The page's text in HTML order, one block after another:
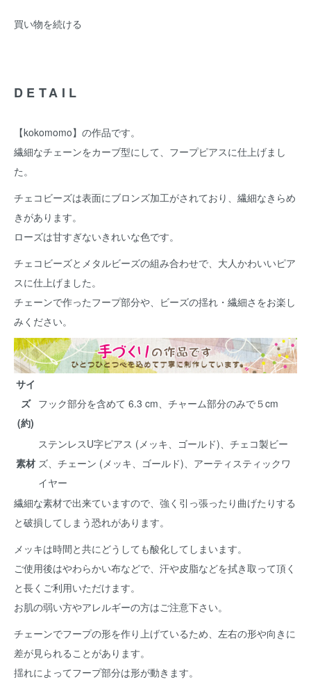
買い物を続ける
DETAIL
【kokomomo】の作品です。
繊細なチェーンをカーブ型にして、フープピアスに仕上げまし
た。
チェコビーズは表面にブロンズ加工がされており、繊細なきらめ
きがあります。
ローズは甘すぎないきれいな色です。
チェコビーズとメタルビーズの組み合わせで、大人かわいいピア
スに仕上げました。
チェーンで作ったフープ部分や、ビーズの揺れ・繊細さをお楽し
みください。
サイ
ズ
(約)
フック部分を含めて 6.3 cm、チャーム部分のみで５cm
素材
ステンレスU字ピアス (メッキ、ゴールド)、チェコ製ビー
ズ、チェーン (メッキ、ゴールド)、アーティスティックワ
イヤー
繊細な素材で出来ていますので、強く引っ張ったり曲げたりする
と破損してしまう恐れがあります。
メッキは時間と共にどうしても酸化してしまいます。
ご使用後はやわらかい布などで、汗や皮脂などを拭き取って頂く
と長くご利用いただけます。
お肌の弱い方やアレルギーの方はご注意下さい。
チェーンでフープの形を作り上げているため、左右の形や向きに
差が見られることがあります。
揺れによってフープ部分は形が動きます。